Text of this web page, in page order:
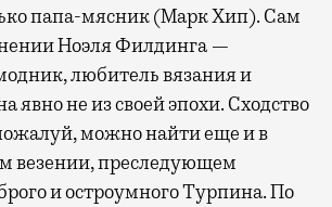
папа-мясник (Марк Хип). Сам
Ноэля Филдинга —
любитель вязания и
явно не из своей эпохи. Сходство
можно найти еще и в
везении, преследующем
и остроумного Турпина. По